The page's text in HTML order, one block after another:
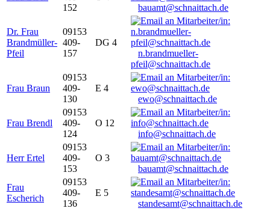
152
bauamt@schnaittach.de
Dr. Frau
Brandmüller-
Pfeil
09153
409-
157
DG 4
n.brandmueller-
pfeil@schnaittach.de
Frau Braun
09153
409-
130
E 4
ewo@schnaittach.de
Frau Brendl
09153
409-
124
O 12
info@schnaittach.de
Herr Ertel
09153
409-
153
O 3
bauamt@schnaittach.de
Frau
Escherich
09153
409-
136
E 5
standesamt@schnaittach.de